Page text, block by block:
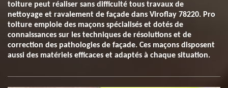
toiture peut réaliser sans difficulté tous travaux de
nettoyage et ravalement de façade dans Viroflay 78220. Pro
toiture emploie des maçons spécialisés et dotés de
connaissances sur les techniques de résolutions et de
correction des pathologies de façade. Ces maçons disposent
aussi des matériels efficaces et adaptés à chaque situation.